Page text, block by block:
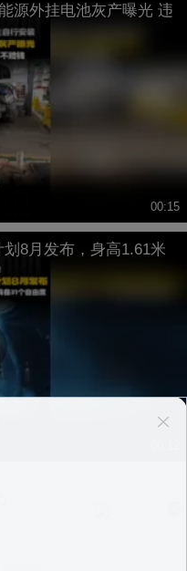
源外挂电池灰产曝光 违
00:15
8月发布，身高1.61米